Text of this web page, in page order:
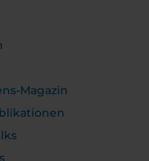
Magazin